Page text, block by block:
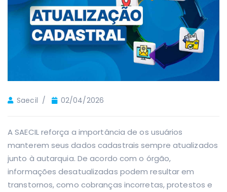
Saecil 02/04/2026
A SAECIL reforça a importância de os usuários
manterem seus dados cadastrais sempre atualizados
junto à autarquia. De acordo com o órgão,
informações desatualizadas podem resultar em
transtornos, como cobranças incorretas, protestos e